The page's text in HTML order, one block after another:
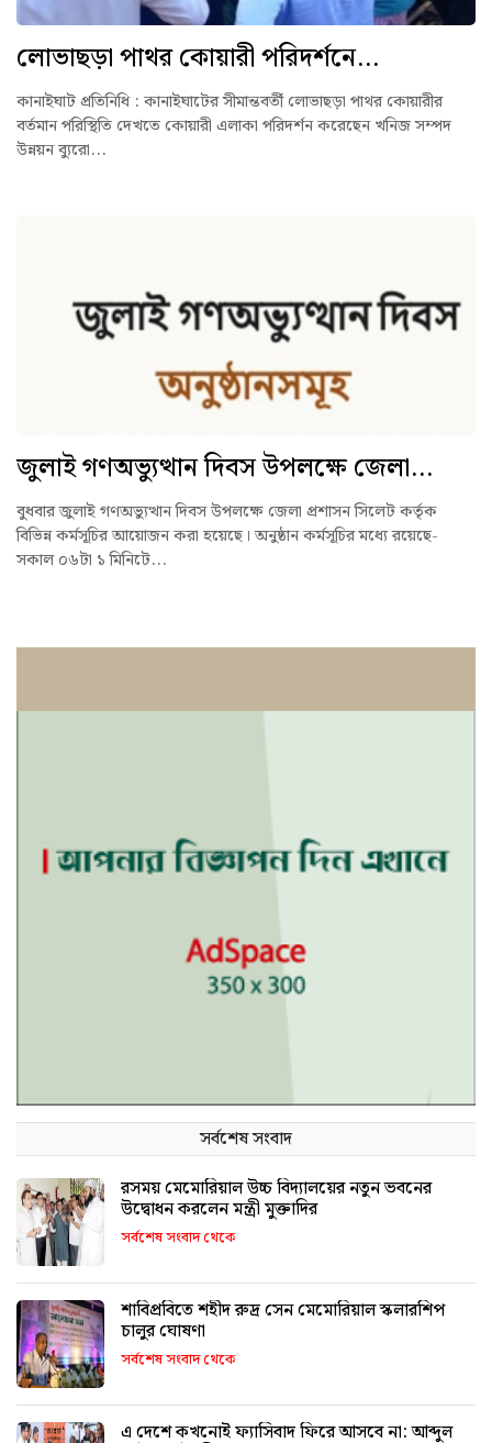
লোভাছড়া পাথর কোয়ারী পরিদর্শনে...
কানাইঘাট প্রতিনিধি : কানাইঘাটের সীমান্তবর্তী লোভাছড়া পাথর কোয়ারীর
বর্তমান পরিস্থিতি দেখতে কোয়ারী এলাকা পরিদর্শন করেছেন খনিজ সম্পদ
উন্নয়ন ব্যুরো...
জুলাই গণঅভ্যুত্থান দিবস উপলক্ষে জেলা...
বুধবার জুলাই গণঅভ্যুত্থান দিবস উপলক্ষে জেলা প্রশাসন সিলেট কর্তৃক
বিভিন্ন কর্মসূচির আয়োজন করা হয়েছে। অনুষ্ঠান কর্মসূচির মধ্যে রয়েছে-
সকাল ০৬টা ১ মিনিটে...
সর্বশেষ সংবাদ
রসময় মেমোরিয়াল উচ্চ বিদ্যালয়ের নতুন ভবনের
উদ্বোধন করলেন মন্ত্রী মুক্তাদির
সর্বশেষ সংবাদ থেকে
শাবিপ্রবিতে শহীদ রুদ্র সেন মেমোরিয়াল স্কলারশিপ
চালুর ঘোষণা
সর্বশেষ সংবাদ থেকে
এ দেশে কখনোই ফ্যাসিবাদ ফিরে আসবে না: আব্দুল